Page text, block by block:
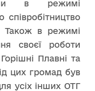
в режимі
співробітництво
Також в режимі
своєї роботи
Плавні та
цих громад був
усіх інших ОТГ